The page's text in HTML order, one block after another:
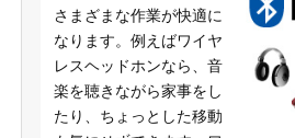
さまざまな作業が快適に
なります。例えばワイヤ
レスヘッドホンなら、音
楽を聴きながら家事をし
たり、ちょっとした移動